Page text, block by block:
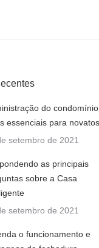
do
essenciais para novatos
setembro de 2021
as principais
sobre a Casa
setembro de 2021
o funcionamento e